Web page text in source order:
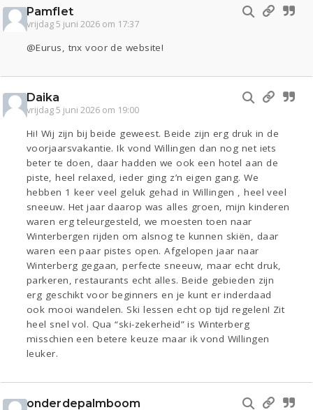
Pamflet
vrijdag 5 juni 2026 om 17:37
@Eurus, tnx voor de website!
Daika
vrijdag 5 juni 2026 om 19:00
Hi! Wij zijn bij beide geweest. Beide zijn erg druk in de
voorjaarsvakantie. Ik vond Willingen dan nog net iets
beter te doen, daar hadden we ook een hotel aan de
piste, heel relaxed, ieder ging z’n eigen gang. We
hebben 1 keer veel geluk gehad in Willingen , heel veel
sneeuw. Het jaar daarop was alles groen, mijn kinderen
waren erg teleurgesteld, we moesten toen naar
Winterbergen rijden om alsnog te kunnen skiën, daar
waren een paar pistes open. Afgelopen jaar naar
Winterberg gegaan, perfecte sneeuw, maar echt druk,
parkeren, restaurants echt alles. Beide gebieden zijn
erg geschikt voor beginners en je kunt er inderdaad
ook mooi wandelen. Ski lessen echt op tijd regelen! Zit
heel snel vol. Qua “ski-zekerheid” is Winterberg
misschien een betere keuze maar ik vond Willingen
leuker.
onderdepalmboom